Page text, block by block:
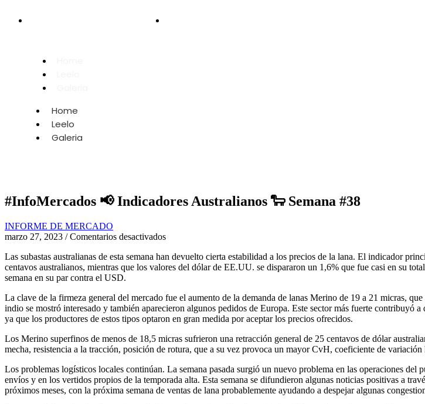
Home
Leelo
Galeria
#InfoMercados 📢 Indicadores Australianos 🐑 Semana #38
INFORME DE MERCADO
marzo 27, 2023 / Comentarios desactivados
Las subastas australianas de esta semana han devuelto cierta estabilidad a los precios de la lana. El indicador
centavos australianos, mientras que los valores del dólar de EE.UU. se dispararon un 1,6% que fue casi en su
semana en su par contra el USD.
La clave de la firmeza general del mercado fue el aumento de la demanda de lanas Merino de 19 a 21 micras,
indio se mostró interesado y también aparecieron algunos pedidos de Europa. Este sector más fuerte contribuyó
ya que los productores de estos tipos optaron en gran medida por aceptar los precios ofrecidos.
Los Merino superfinos de menos de 18,5 micras sufrieron una retracción general de 25 centavos de dólar
mecha, resistencia a la tracción, posición de rotura, que a su vez provoca un mayor CvH, coeficiente de
Los problemas logísticos locales continúan. La semana pasada surgió un nuevo problema en las operaciones
envíos y en los vertidos propios de la temporada alta. Esta semana se difundieron algunas noticias positivas a
próximos meses, con la próxima semana de ventas de lana probablemente ayudando a despejar algunas